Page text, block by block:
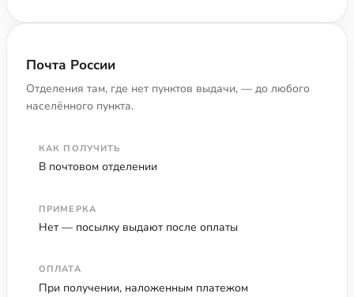
Почта России
Отделения там, где нет пунктов выдачи, — до любого
населённого пункта.
КАК ПОЛУЧИТЬ
В почтовом отделении
ПРИМЕРКА
Нет — посылку выдают после оплаты
ОПЛАТА
При получении, наложенным платежом